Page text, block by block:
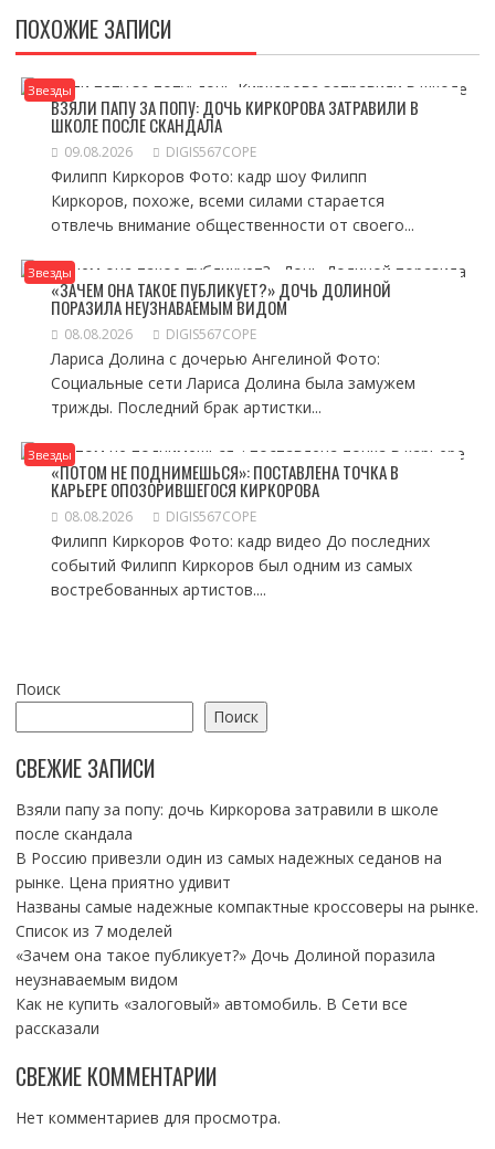
ПОХОЖИЕ ЗАПИСИ
Звезды
ВЗЯЛИ ПАПУ ЗА ПОПУ: ДОЧЬ КИРКОРОВА ЗАТРАВИЛИ В
ШКОЛЕ ПОСЛЕ СКАНДАЛА
09.08.2026 DIGIS567COPE
Филипп Киркоров Фото: кадр шоу Филипп
Киркоров, похоже, всеми силами старается
отвлечь внимание общественности от своего...
Звезды
«ЗАЧЕМ ОНА ТАКОЕ ПУБЛИКУЕТ?» ДОЧЬ ДОЛИНОЙ
ПОРАЗИЛА НЕУЗНАВАЕМЫМ ВИДОМ
08.08.2026 DIGIS567COPE
Лариса Долина с дочерью Ангелиной Фото:
Социальные сети Лариса Долина была замужем
трижды. Последний брак артистки...
Звезды
«ПОТОМ НЕ ПОДНИМЕШЬСЯ»: ПОСТАВЛЕНА ТОЧКА В
КАРЬЕРЕ ОПОЗОРИВШЕГОСЯ КИРКОРОВА
08.08.2026 DIGIS567COPE
Филипп Киркоров Фото: кадр видео До последних
событий Филипп Киркоров был одним из самых
востребованных артистов....
Поиск
Поиск
СВЕЖИЕ ЗАПИСИ
Взяли папу за попу: дочь Киркорова затравили в школе
после скандала
В Россию привезли один из самых надежных седанов на
рынке. Цена приятно удивит
Названы самые надежные компактные кроссоверы на рынке.
Список из 7 моделей
«Зачем она такое публикует?» Дочь Долиной поразила
неузнаваемым видом
Как не купить «залоговый» автомобиль. В Сети все
рассказали
СВЕЖИЕ КОММЕНТАРИИ
Нет комментариев для просмотра.